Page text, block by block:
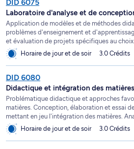
DID 6075
Laboratoire d'analyse et de
Application de modèles et de méthodes
problèmes d'enseignement et
et évaluation de projets spécifiques au choix.
Horaire de jour et de soir
3.0 Crédits
DID 6080
Didactique et intégration des matières
Problématique didactique et approches
matières. Conception, élaboration et essai
mettant en jeu l'intégration des matières.
Horaire de jour et de soir
3.0 Crédits